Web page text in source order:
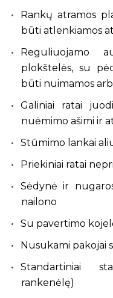
Rankų atramos
būti atlenkiamos
Reguliuojamo
plokštelės, su
būti nuimamos
Galiniai ratai
nuėmimo ašimi ir
Stūmimo lankai
Priekiniai ratai
Sėdynė ir
nailono
Su pavertimo
Nusukami pakojai
Standartiniai
rankenėlę)